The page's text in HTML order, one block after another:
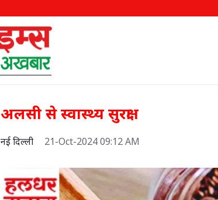
अलसी से स्वास्थ्य सुरक्षा
नई दिल्ली 21-Oct-2024 09:12 AM